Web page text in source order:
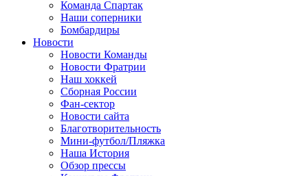
Команда Спартак
Наши соперники
Бомбардиры
Новости
Новости Команды
Новости Фратрии
Наш хоккей
Сборная России
Фан-cектор
Новости сайта
Благотворительность
Мини-футбол/Пляжка
Наша История
Обзор прессы